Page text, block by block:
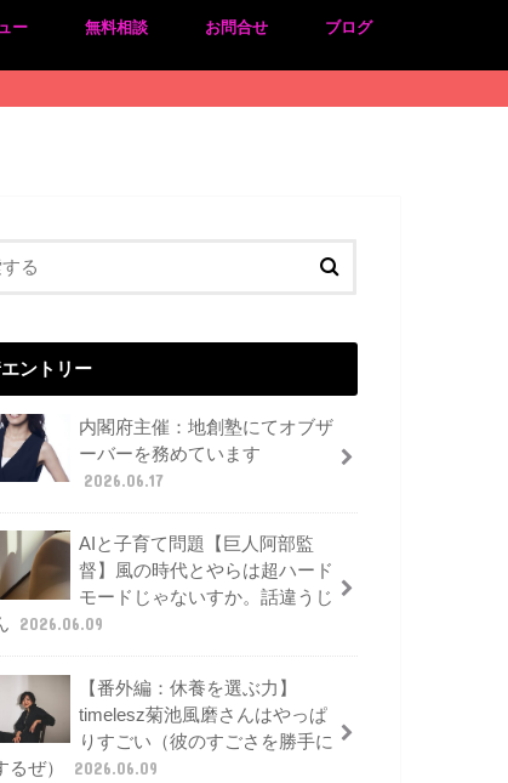
ー 無料相談 お問合せ ブログ
ントリー
内閣府主催：地創塾にてオブザ
ーバーを務めています
2026.06.17
AIと子育て問題【巨人阿部監
督】風の時代とやらは超ハード
モードじゃないすか。話違うじ
2026.06.09
【番外編：休養を選ぶ力】
timelesz菊池風磨さんはやっぱ
りすごい（彼のすごさを勝手に
るぜ）
2026.06.09